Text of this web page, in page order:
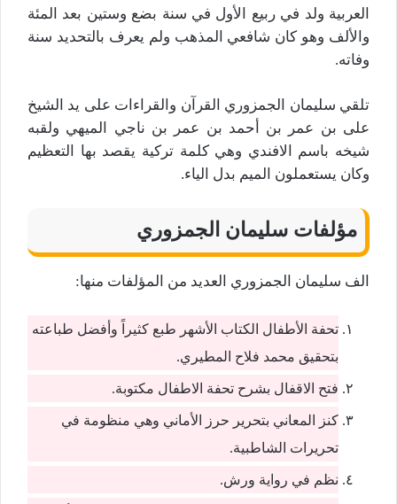
العربية ولد في ربيع الأول في سنة بضع وستين بعد المئة
والألف وهو كان شافعي المذهب ولم يعرف بالتحديد سنة
وفاته.
تلقي سليمان الجمزوري القرآن والقراءات على يد الشيخ
على بن عمر بن أحمد بن عمر بن ناجي الميهي ولقبه
شيخه باسم الافندي وهي كلمة تركية يقصد بها التعظيم
وكان يستعملون الميم بدل الياء.
مؤلفات سليمان الجمزوري
الف سليمان الجمزوري العديد من المؤلفات منها:
تحفة الأطفال الكتاب الأشهر طبع كثيراً وأفضل طباعته
بتحقيق محمد فلاح المطيري.
فتح الاقفال بشرح تحفة الاطفال مكتوبة.
كنز المعاني بتحرير حرز الأماني وهي منظومة في
تحريرات الشاطبية.
نظم في رواية ورش.